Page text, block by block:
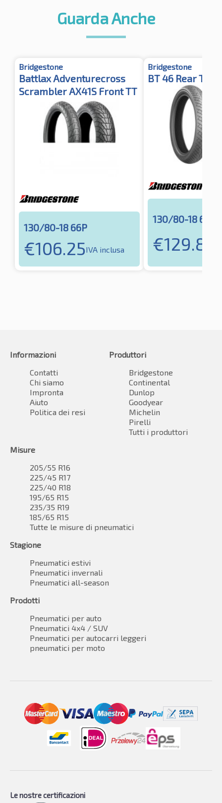
Guarda Anche
Bridgestone
Battlax Adventurecross
Scrambler AX41S Front TT
130/80-18 66P
€106.25IVA inclusa
Bridgestone
BT 46 Rear TL
130/80-18 66V
€129.89
Informazioni
Contatti
Chi siamo
Impronta
Aiuto
Politica dei resi
Produttori
Bridgestone
Continental
Dunlop
Goodyear
Michelin
Pirelli
Tutti i produttori
Misure
205/55 R16
225/45 R17
225/40 R18
195/65 R15
235/35 R19
185/65 R15
Tutte le misure di pneumatici
Stagione
Pneumatici estivi
Pneumatici invernali
Pneumatici all-season
Prodotti
Pneumatici per auto
Pneumatici 4x4 / SUV
Pneumatici per autocarri leggeri
pneumatici per moto
Le nostre certificazioni